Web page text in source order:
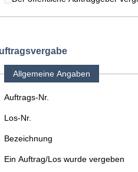
Allgemeine Angaben
Auftrags-Nr.
Los-Nr.
Bezeichnung
Ein Auftrag/Los wurde vergeben